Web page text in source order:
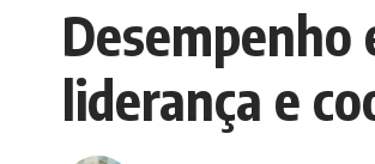
liderança e